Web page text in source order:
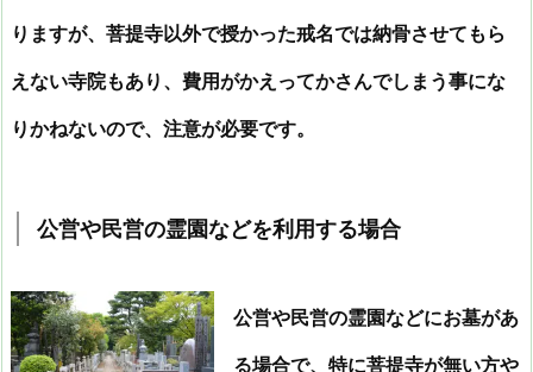
りますが、菩提寺以外で授かった戒名では納骨させてもら
えない寺院もあり、費用がかえってかさんでしまう事にな
りかねないので、注意が必要です。
公営や民営の霊園などを利用する場合
公営や民営の霊園などにお墓があ
る場合で、特に菩提寺が無い方や